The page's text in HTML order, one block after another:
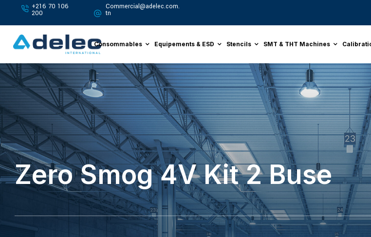
+216 70 106
200
Commercial@adelec.com.
tn
Consommables Equipements & ESD Stencils SMT & THT Machines
Zero Smog 4V Kit 2 Buse